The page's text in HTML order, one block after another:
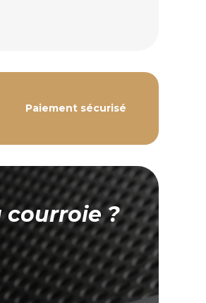
Paiement sécurisé
courroie ?